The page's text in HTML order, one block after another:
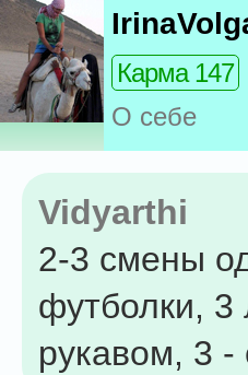
Карма 147
О себе
Vidyarthi
2-3 смены
футболки, 3
рукавом, 3 -